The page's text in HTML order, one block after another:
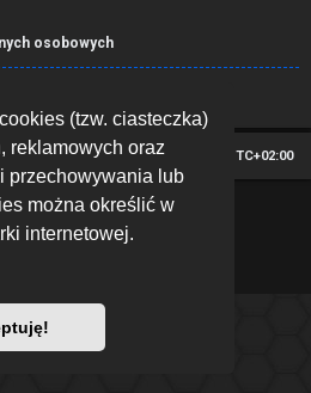
(tzw. ciasteczka)
reklamowych oraz
przechowywania lub
można określić w
internetowej.
osobowych
Strefa czasowa UTC+02:00
style byMannixMD
® Forum Software © phpBB Limited
dostarcza
osobowych